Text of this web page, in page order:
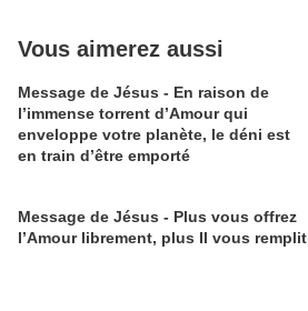
Vous aimerez aussi
Message de Jésus - En raison de
l’immense torrent d’Amour qui
enveloppe votre planète, le déni est
en train d’être emporté
Message de Jésus - Plus vous offrez
l’Amour librement, plus Il vous remplit